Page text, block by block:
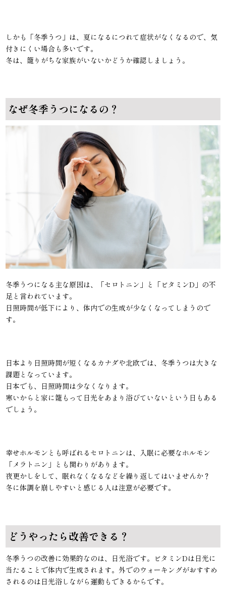
しかも「冬季うつ」は、夏になるにつれて症状がなくなるので、気
付きにくい場合も多いです。
冬は、籠りがちな家族がいないかどうか確認しましょう。
なぜ冬季うつになるの？
冬季うつになる主な原因は、「セロトニン」と「ビタミンD」の不
足と言われています。
日照時間が低下により、体内での生成が少なくなってしまうので
す。
日本より日照時間が短くなるカナダや北欧では、冬季うつは大きな
課題となっています。
日本でも、日照時間は少なくなります。
寒いからと家に籠もって日光をあまり浴びていないという日もある
でしょう。
幸せホルモンとも呼ばれるセロトニンは、入眠に必要なホルモン
「メラトニン」とも関わりがあります。
夜更かしをして、眠れなくなるなどを繰り返してはいませんか？
冬に体調を崩しやすいと感じる人は注意が必要です。
どうやったら改善できる？
冬季うつの改善に効果的なのは、日光浴です。ビタミンDは日光に
当たることで体内で生成されます。外でのウォーキングがおすすめ
されるのは日光浴しながら運動もできるからです。